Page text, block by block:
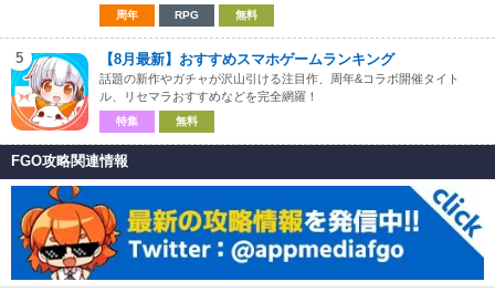
周年 RPG 無料
5 【8月最新】おすすめスマホゲームランキング
話題の新作やガチャが沢山引ける注目作、周年&コラボ開催タイト
ル、リセマラおすすめなどを完全網羅！
特集 無料
FGO攻略関連情報